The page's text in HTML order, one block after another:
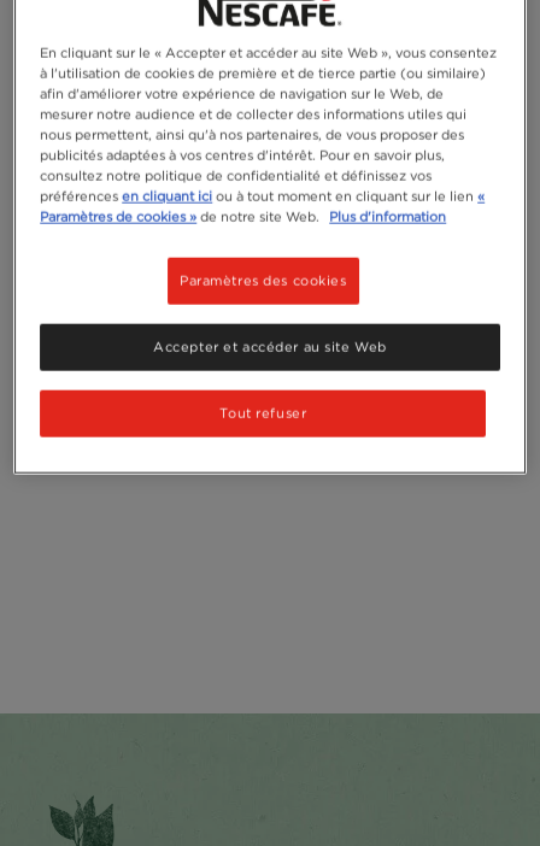
En cliquant sur le « Accepter et accéder au site Web », vous consentez
à l'utilisation de cookies de première et de tierce partie (ou similaire)
afin d'améliorer votre expérience de navigation sur le Web, de
mesurer notre audience et de collecter des informations utiles qui
nous permettent, ainsi qu'à nos partenaires, de vous proposer des
publicités adaptées à vos centres d'intérêt. Pour en savoir plus,
consultez notre politique de confidentialité et définissez vos
préférencesen cliquant ici ou à tout moment en cliquant sur le lien«
Paramètres de cookies » de notre site Web. Plus d'information
Paramètres des cookies
Tout refuser
Accepter et accéder au site Web